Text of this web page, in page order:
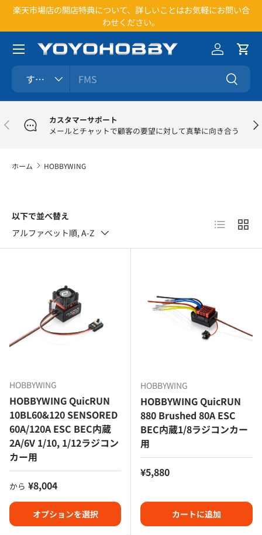
コンテンツへスキップ
楽天市場店の開店特典について、詳しいことはお気軽にお問い合
わせください。
検索
商品タイプ
すべて 検索
ログインカ
メニュー
前 次
カスタマーサポート
メールとチャットで顧客の要望に対して真摯に向き合う
ホーム HOBBYWING
以下で並べ替え
アルファベット順, A-Z
リストグリ
HOBBYWING
HOBBYWING QuicRUN
10BL60&120 SENSORED
60A/120A ESC BEC内蔵
2A/6V 1/10, 1/12ラジコン
カー用
定価
から ¥8,004
オプションを選択
HOBBYWING
HOBBYWING QuicRUN
880 Brushed 80A ESC
BEC内蔵1/8ラジコンカー
用
定価
¥5,880
カートに追加